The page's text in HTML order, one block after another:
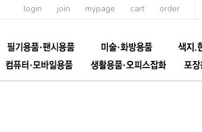
login join mypage cart order